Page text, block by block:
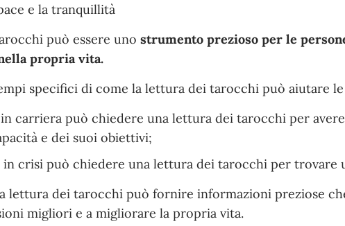
e la tranquillità
può essere unostrumento prezioso per le
propria vita.
specifici di come la lettura dei tarocchi può aiutare
carriera può chiedere una lettura dei tarocchi per
e dei suoi obiettivi;
in crisi può chiedere una lettura dei tarocchi per trovare
lettura dei tarocchi può fornire informazioni preziose
migliori e a migliorare la propria vita.